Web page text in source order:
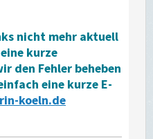
nicht mehr aktuell
kurze
den Fehler beheben
eine kurze E-
koeln.de